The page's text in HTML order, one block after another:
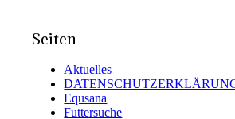
Seiten
Aktuelles
Equsana
Futtersuche